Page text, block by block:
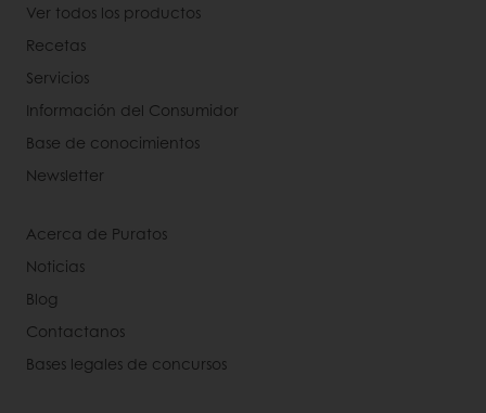
Ver todos los productos
Recetas
Servicios
Información del Consumidor
Base de conocimientos
Newsletter
Acerca de Puratos
Noticias
Blog
Contactanos
Bases legales de concursos